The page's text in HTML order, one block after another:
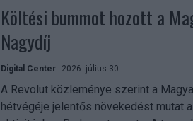
Költési bummot hozott a
Nagydíj
Digital Center 2026. július 30.
A Revolut közleménye szerint a
hétvégéje jelentős növekedést mutat